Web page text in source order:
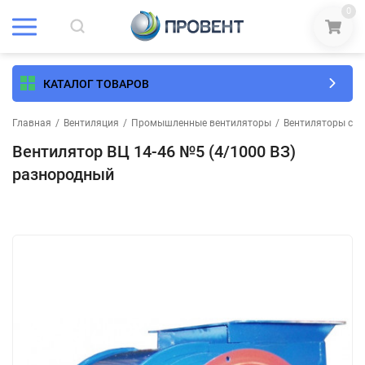
0
КАТАЛОГ ТОВАРОВ
Главная / Вентиляция / Промышленные вентиляторы / Вентиляторы
Вентилятор ВЦ 14-46 №5 (4/1000 ВЗ)
разнородный